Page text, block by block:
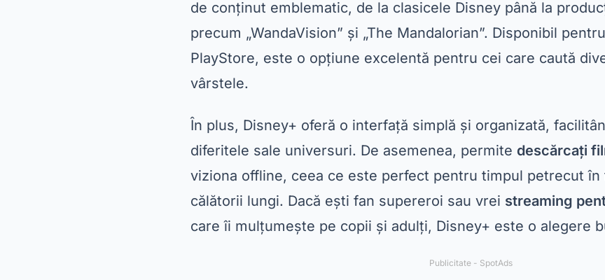
mențiune onorabilă ca unul dintrecele mai populare
serviciu oferă o combinație de filme, seriale și producții
Boys” și „The Marvelous Mrs. Maisel”. În plus, include
abonații Amazon Prime, cum ar fi livrarea gratuită la achiziții.
Amazon Prime Video se remarcă și prin varietatea sa largă
internațional, permițându-vă să explorați producții din diferite
servicii menționate, vă permite sădescărcare gratuităde
offline. Dacă sunteți în căutarea unuicomparație servicii de
Prime Video ar trebui să fie cu siguranță pe listă.